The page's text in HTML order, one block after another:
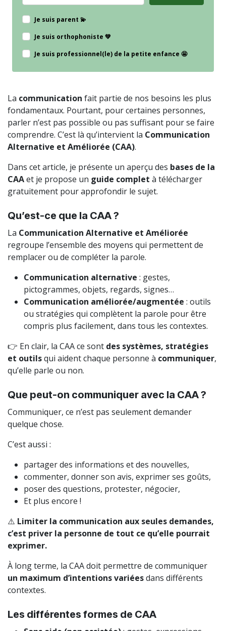
Je suis parent 💫
Je suis orthophoniste 💚
Je suis professionnel(le) de la petite enfance 🤩
La communication fait partie de nos besoins les plus
fondamentaux. Pourtant, pour certaines personnes,
parler n’est pas possible ou pas suffisant pour se faire
comprendre. C’est là qu’intervient la Communication
Alternative et Améliorée (CAA).
Dans cet article, je présente un aperçu des bases de la
CAAet je propose un guide complet à télécharger
gratuitement pour approfondir le sujet.
Qu’est-ce que la CAA ?
La Communication Alternative et Améliorée
regroupe l’ensemble des moyens qui permettent de
remplacer ou de compléter la parole.
Communication alternative : gestes,
pictogrammes, objets, regards, signes…
Communication améliorée/augmentée : outils
ou stratégies qui complètent la parole pour être
compris plus facilement, dans tous les contextes.
👉 En clair, la CAA ce sont des systèmes, stratégies
et outilsqui aident chaque personne à communiquer,
qu’elle parle ou non.
Que peut-on communiquer avec la CAA ?
Communiquer, ce n’est pas seulement demander
quelque chose.
C’est aussi :
partager des informations et des nouvelles,
commenter, donner son avis, exprimer ses goûts,
poser des questions, protester, négocier,
Et plus encore !
⚠️ Limiter la communication aux seules demandes,
c’est priver la personne de tout ce qu’elle pourrait
exprimer.
À long terme, la CAA doit permettre de communiquer
un maximum d’intentions variéesdans différents
contextes.
Les différentes formes de CAA